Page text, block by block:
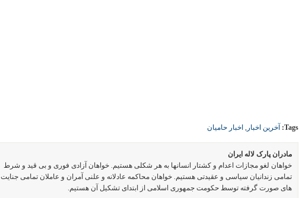
Tags: آخرین اخبار , اخبار حامیان
مادران پارک لاله ایران
خواهان لغو مجازات اعدام و کشتار انسانها به هر شکلی هستیم. خواهان آزادی فوری و بی قید و شرط
تمامی زندانیان سیاسی و عقیدتی هستیم. خواهان محاکمه عادلانه و علنی آمران و عاملان تمامی جنایت
های صورت گرفته توسط حکومت جمهوری اسلامی از ابتدای تشکیل آن هستیم.